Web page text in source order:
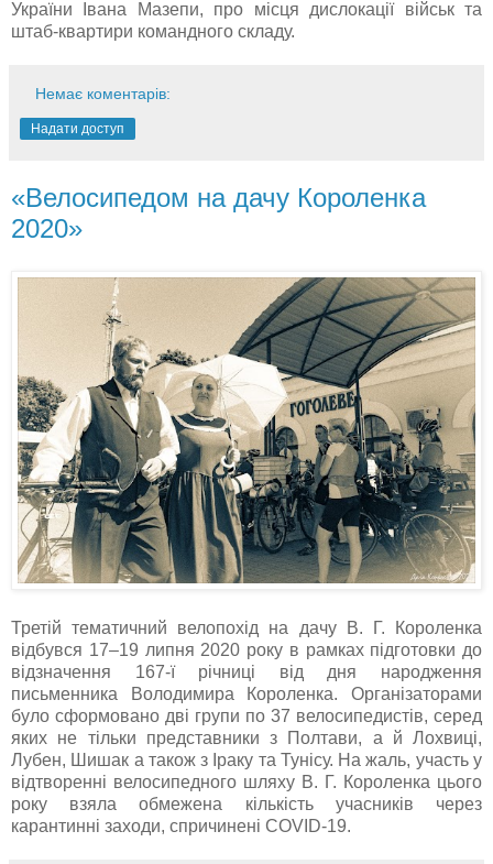
України Івана Мазепи, про місця дислокації військ та
штаб-квартири командного складу.
Немає коментарів:
Надати доступ
«Велосипедом на дачу Короленка
2020»
Третій тематичний велопохід на дачу В. Г. Короленка
відбувся 17–19 липня 2020 року в рамках підготовки до
відзначення 167-ї річниці від дня народження
письменника Володимира Короленка. Організаторами
було сформовано дві групи по 37 велосипедистів, серед
яких не тільки представники з Полтави, а й Лохвиці,
Лубен, Шишак а також з Іраку та Тунісу. На жаль, участь у
відтворенні велосипедного шляху В. Г. Короленка цього
року взяла обмежена кількість учасників через
карантинні заходи, спричинені COVID-19.